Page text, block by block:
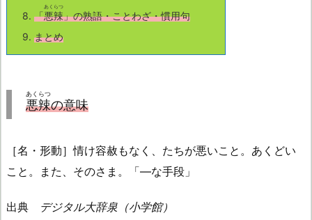
8. 「悪辣
あくらつ
」の熟語・ことわざ・慣用句
9. まとめ
悪辣
あくらつ
の意味
［名・形動］情け容赦もなく、たちが悪いこと。あくどい
こと。また、そのさま。「—な手段」
出典 デジタル大辞泉（小学館）